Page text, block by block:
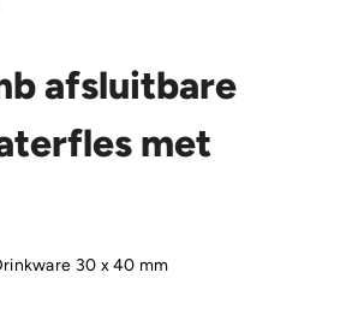
afsluitbare
met
30 x 40 mm